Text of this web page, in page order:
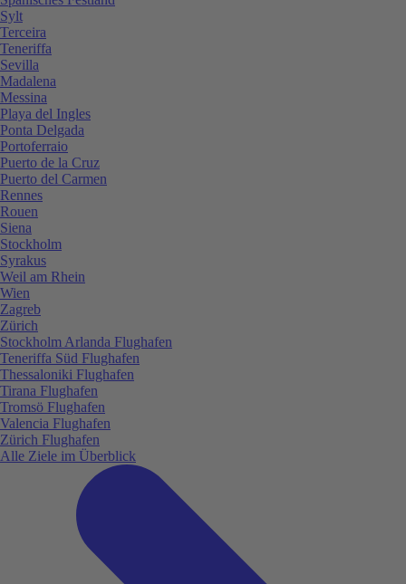
Sylt
Terceira
Teneriffa
Sevilla
Madalena
Messina
Playa del Ingles
Ponta Delgada
Portoferraio
Puerto de la Cruz
Puerto del Carmen
Rennes
Rouen
Siena
Stockholm
Syrakus
Weil am Rhein
Wien
Zagreb
Zürich
Stockholm Arlanda Flughafen
Teneriffa Süd Flughafen
Thessaloniki Flughafen
Tirana Flughafen
Tromsö Flughafen
Valencia Flughafen
Zürich Flughafen
Alle Ziele im Überblick